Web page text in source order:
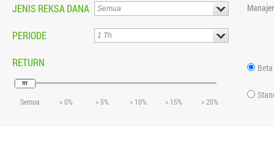
JENIS REKSA DANA
PERIODE
RETURN
Semua > 0% > 5% > 10% > 15% > 20%
Beta